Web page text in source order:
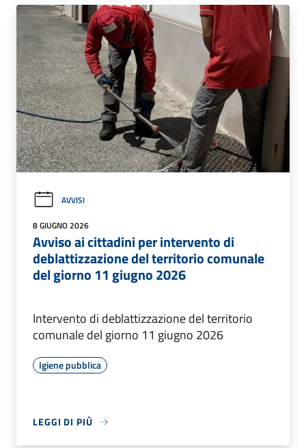
AVVISI
8 GIUGNO 2026
Avviso ai cittadini per intervento di
deblattizzazione del territorio comunale
del giorno 11 giugno 2026
Intervento di deblattizzazione del territorio
comunale del giorno 11 giugno 2026
Igiene pubblica
LEGGI DI PIÙ